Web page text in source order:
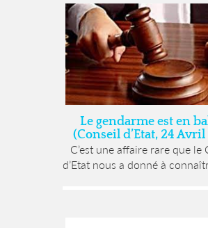
Le gendarme est en
(Conseil d’Etat, 24 Avril
C’est une affaire rare que le
d’Etat nous a donné à